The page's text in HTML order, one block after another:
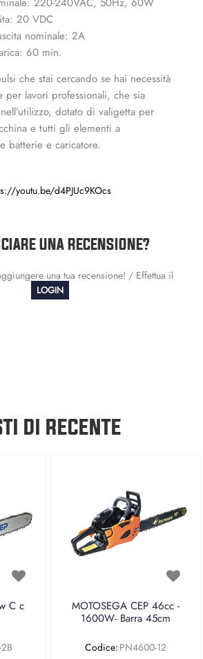
20 VDC
nominale: 2A
60 min.
che stai cercando se hai necessità
per lavori professionali, che sia
dotato di valigetta per
e tutti gli elementi a
batterie e caricatore.
youtu.be/d4PJUc9KOcs
UNA RECENSIONE?
una tua recensione! / Effettua il
LOGIN
DI RECENTE
C c
MOTOSEGA CEP 46cc -
1600W- Barra 45cm
Codice: PN4600-12